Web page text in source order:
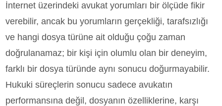
İnternet üzerindeki avukat yorumları bir ölçüde fikir
verebilir, ancak bu yorumların gerçekliği, tarafsızlığı
ve hangi dosya türüne ait olduğu çoğu zaman
doğrulanamaz; bir kişi için olumlu olan bir deneyim,
farklı bir dosya türünde aynı sonucu doğurmayabilir.
Hukuki süreçlerin sonucu sadece avukatın
performansına değil, dosyanın özelliklerine, karşı